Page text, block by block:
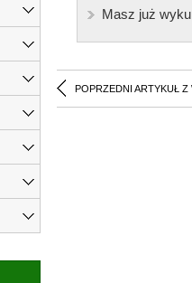
Masz już
POPRZEDNI ARTYKUŁ Z